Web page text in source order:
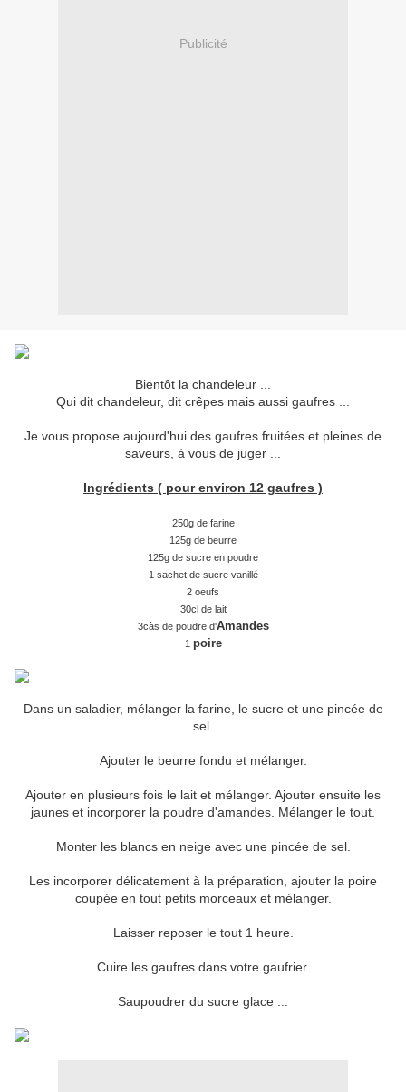
Publicité
Bientôt la chandeleur ...
Qui dit chandeleur, dit crêpes mais aussi gaufres ...
Je vous propose aujourd'hui des gaufres fruitées et pleines de
saveurs, à vous de juger ...
Ingrédients ( pour environ 12 gaufres )
250g de farine
125g de beurre
125g de sucre en poudre
1 sachet de sucre vanillé
2 oeufs
30cl de lait
3càs de poudre d'Amandes
1 poire
Dans un saladier, mélanger la farine, le sucre et une pincée de
sel.
Ajouter le beurre fondu et mélanger.
Ajouter en plusieurs fois le lait et mélanger. Ajouter ensuite les
jaunes et incorporer la poudre d'amandes. Mélanger le tout.
Monter les blancs en neige avec une pincée de sel.
Les incorporer délicatement à la préparation, ajouter la poire
coupée en tout petits morceaux et mélanger.
Laisser reposer le tout 1 heure.
Cuire les gaufres dans votre gaufrier.
Saupoudrer du sucre glace ...